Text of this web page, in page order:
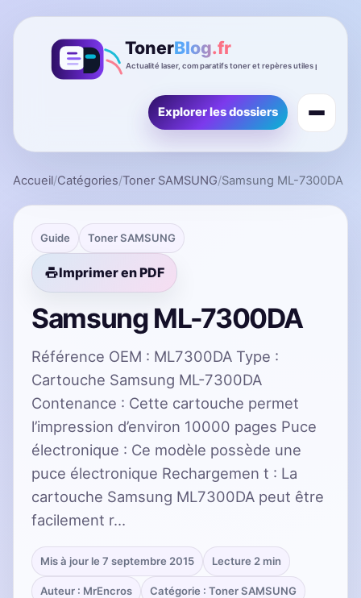
Explorer les dossiers
Accueil/Catégories/Toner SAMSUNG/Samsung ML-7300DA
Guide Toner SAMSUNG
Imprimer en PDF
Samsung ML-7300DA
Référence OEM : ML7300DA Type :
Cartouche Samsung ML-7300DA
Contenance : Cette cartouche permet
l’impression d’environ 10000 pages Puce
électronique : Ce modèle possède une
puce électronique Rechargemen t : La
cartouche Samsung ML7300DA peut être
facilement r…
Mis à jour le 7 septembre 2015 Lecture 2 min
Auteur : MrEncros Catégorie : Toner SAMSUNG